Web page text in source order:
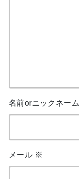
名前orニックネーム
メール ※